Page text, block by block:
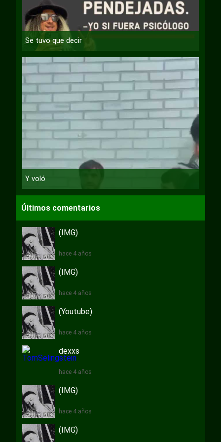
Se tuvo que decir
Y voló
Últimos comentarios
(IMG)
hace 4 años
(IMG)
hace 4 años
(Youtube)
hace 4 años
dexxs
hace 4 años
(IMG)
hace 4 años
(IMG)